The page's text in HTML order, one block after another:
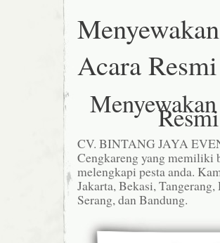
Acara
CV. BINTANG JAYA
Cengkareng yang memiliki
melengkapi pesta anda.
Jakarta, Bekasi,
Serang, dan Bandung.